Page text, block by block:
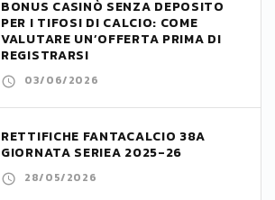
BONUS CASINÒ SENZA DEPOSITO
PER I TIFOSI DI CALCIO: COME
VALUTARE UN’OFFERTA PRIMA DI
REGISTRARSI
03/06/2026
RETTIFICHE FANTACALCIO 38A
GIORNATA SERIEA 2025-26
28/05/2026